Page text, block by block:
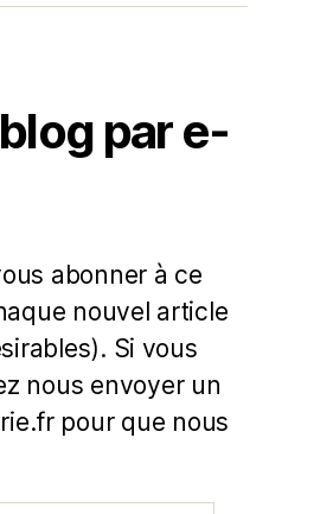
par e-
abonner à ce
nouvel article
Si vous
nous envoyer un
pour que nous